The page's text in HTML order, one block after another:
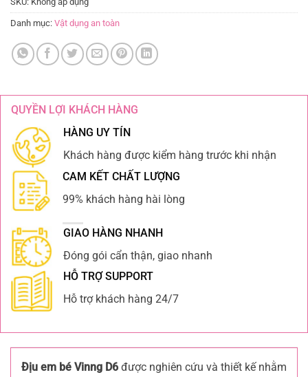
Danh mục: Vật dụng an toàn
QUYỀN LỢI KHÁCH HÀNG
HÀNG UY TÍN
Khách hàng được kiểm hàng trước khi nhận
CAM KẾT CHẤT LƯỢNG
99% khách hàng hài lòng
GIAO HÀNG NHANH
Đóng gói cẩn thận, giao nhanh
HỖ TRỢ SUPPORT
Hỗ trợ khách hàng 24/7
Địu em bé Vinng D6 được nghiên cứu và thiết kế nhằm